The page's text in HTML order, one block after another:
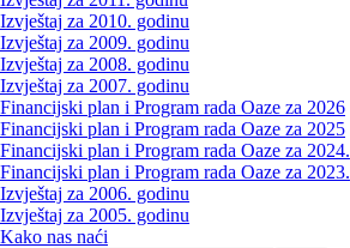
Izvještaj za 2010. godinu
Izvještaj za 2009. godinu
Izvještaj za 2008. godinu
Izvještaj za 2007. godinu
Financijski plan i Program rada Oaze za 2026
Financijski plan i Program rada Oaze za 2025
Financijski plan i Program rada Oaze za 2024.
Financijski plan i Program rada Oaze za 2023.
Izvještaj za 2006. godinu
Izvještaj za 2005. godinu
Kako nas naći